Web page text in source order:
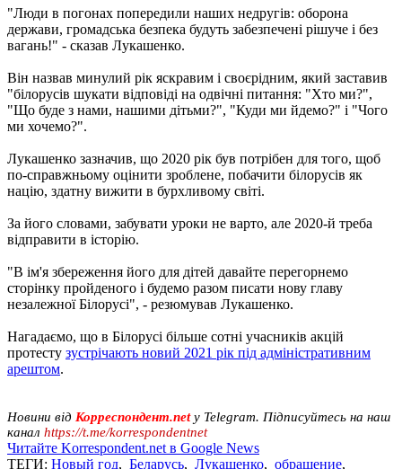
"Люди в погонах попередили наших недругів: оборона
держави, громадська безпека будуть забезпечені рішуче і без
вагань!" - сказав Лукашенко.
Він назвав минулий рік яскравим і своєрідним, який заставив
"білорусів шукати відповіді на одвічні питання: "Хто ми?",
"Що буде з нами, нашими дітьми?", "Куди ми йдемо?" і "Чого
ми хочемо?".
Лукашенко зазначив, що 2020 рік був потрібен для того, щоб
по-справжньому оцінити зроблене, побачити білорусів як
націю, здатну вижити в бурхливому світі.
За його словами, забувати уроки не варто, але 2020-й треба
відправити в історію.
"В ім'я збереження його для дітей давайте перегорнемо
сторінку пройденого і будемо разом писати нову главу
незалежної Білорусі", - резюмував Лукашенко.
Нагадаємо, що в Білорусі більше сотні учасників акцій
протесту зустрічають новий 2021 рік під адміністративним
арештом.
Новини від Корреспондент.netу Telegram. Підписуйтесь на наш
канал https://t.me/korrespondentnet
Читайте Korrespondent.net в Google News
ТЕГИ: Новый год, Беларусь, Лукашенко, обращение,